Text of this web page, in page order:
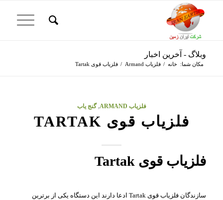
وبلاگ - آخرین اخبار
مکان شما: خانه / فلزیاب Armand / فلزیاب قوی Tartak
فلزیاب ARMAND ,گنج یاب
فلزیاب قوی TARTAK
فلزیاب قوی Tartak
سازندگان فلزیاب قوی Tartak ادعا دارند این دستگاه یکی از برترین